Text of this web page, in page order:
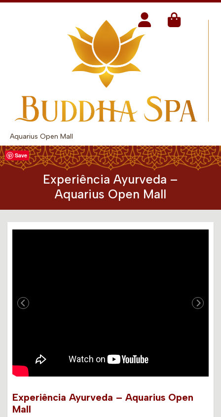
Aquarius Open Mall
Experiência Ayurveda –
Aquarius Open Mall
Save
Experiência Ayurveda – Aquarius Open
Mall